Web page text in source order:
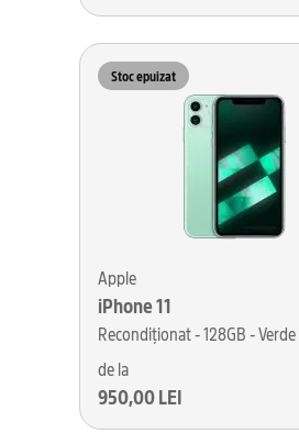
Stoc epuizat
Apple
iPhone 11
Recondiționat - 128GB - Verde
de la
950,00 LEI